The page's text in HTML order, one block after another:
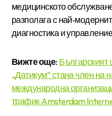
медицинското
разполага с
диагностика и
Вижте още: Българският
„Датикум“ стана член на
международна
трафик Amsterdam